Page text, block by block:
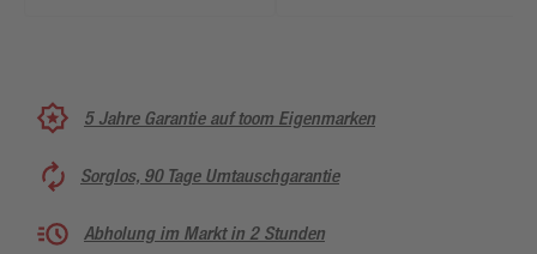
5 Jahre Garantie auf toom Eigenmarken
Sorglos, 90 Tage Umtauschgarantie
Abholung im Markt in 2 Stunden